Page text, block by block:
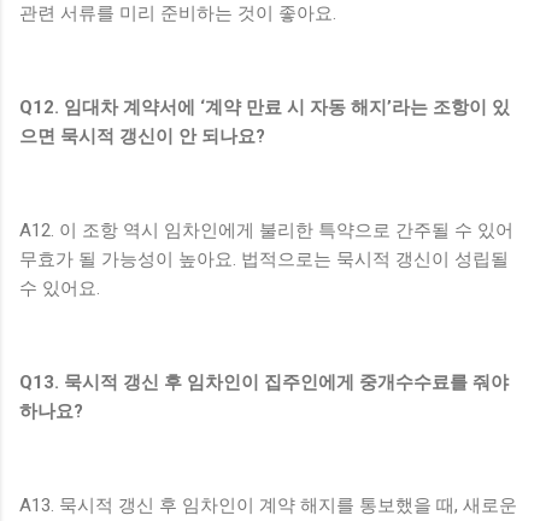
관련 서류를 미리 준비하는 것이 좋아요.
Q12. 임대차 계약서에 ‘계약 만료 시 자동 해지’라는 조항이 있
으면 묵시적 갱신이 안 되나요?
A12. 이 조항 역시 임차인에게 불리한 특약으로 간주될 수 있어
무효가 될 가능성이 높아요. 법적으로는 묵시적 갱신이 성립될
수 있어요.
Q13. 묵시적 갱신 후 임차인이 집주인에게 중개수수료를 줘야
하나요?
A13. 묵시적 갱신 후 임차인이 계약 해지를 통보했을 때, 새로운